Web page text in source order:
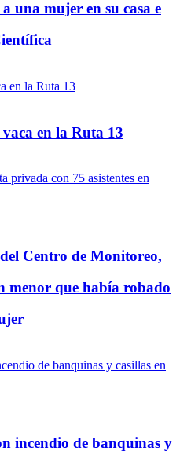
una mujer en su casa e
en la Ruta 13
Centro de Monitoreo,
menor que había robado
incendio de banquinas y